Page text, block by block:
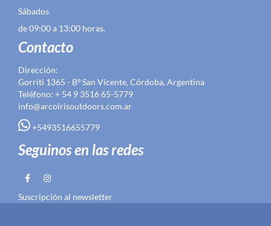
Sábados
de 09:00 a 13:00 horas.
Contacto
Dirección:
Gorriti 1365 - Bº San Vicente, Córdoba, Argentina
Teléfono: + 54 9 3516 65-5779
info@arcoirisoutdoors.com.ar
+5493516655779
Seguinos en las redes
Suscripción al newsletter